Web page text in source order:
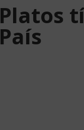
Platos
País